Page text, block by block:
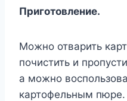
Приготовление.
Можно отварить
почистить и
а можно
картофельным